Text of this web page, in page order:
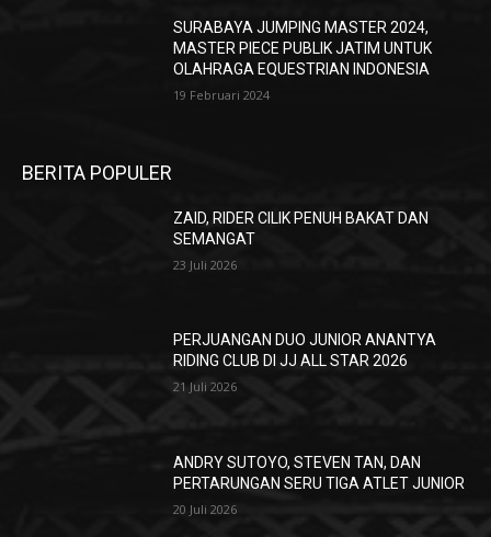
SURABAYA JUMPING MASTER 2024,
MASTER PIECE PUBLIK JATIM UNTUK
OLAHRAGA EQUESTRIAN INDONESIA
19 Februari 2024
BERITA POPULER
ZAID, RIDER CILIK PENUH BAKAT DAN
SEMANGAT
23 Juli 2026
PERJUANGAN DUO JUNIOR ANANTYA
RIDING CLUB DI JJ ALL STAR 2026
21 Juli 2026
ANDRY SUTOYO, STEVEN TAN, DAN
PERTARUNGAN SERU TIGA ATLET JUNIOR
20 Juli 2026